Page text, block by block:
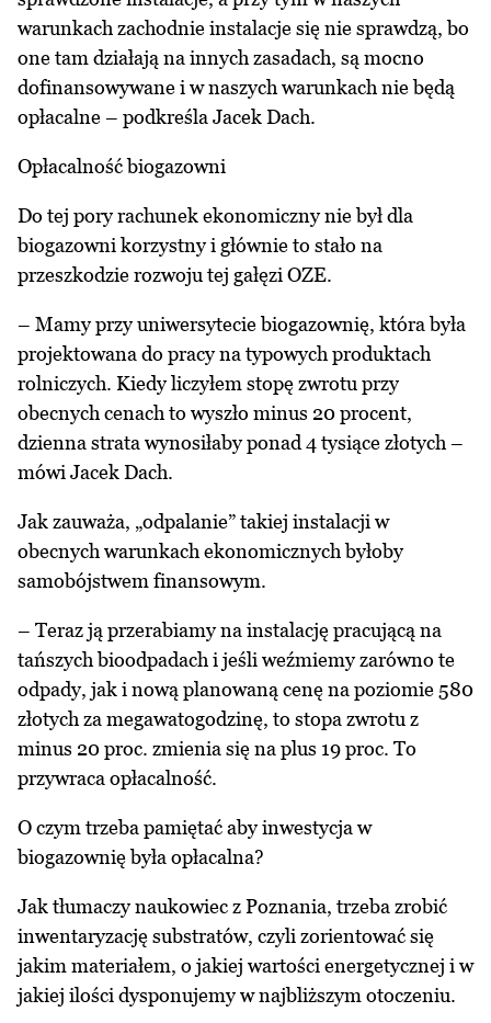
warunkach zachodnie instalacje się nie sprawdzą, bo
one tam działają na innych zasadach, są mocno
dofinansowywane i w naszych warunkach nie będą
opłacalne – podkreśla Jacek Dach.
Opłacalność biogazowni
Do tej pory rachunek ekonomiczny nie był dla
biogazowni korzystny i głównie to stało na
przeszkodzie rozwoju tej gałęzi OZE.
– Mamy przy uniwersytecie biogazownię, która była
projektowana do pracy na typowych produktach
rolniczych. Kiedy liczyłem stopę zwrotu przy
obecnych cenach to wyszło minus 20 procent,
dzienna strata wynosiłaby ponad 4 tysiące złotych –
mówi Jacek Dach.
Jak zauważa, „odpalanie” takiej instalacji w
obecnych warunkach ekonomicznych byłoby
samobójstwem finansowym.
– Teraz ją przerabiamy na instalację pracującą na
tańszych bioodpadach i jeśli weźmiemy zarówno te
odpady, jak i nową planowaną cenę na poziomie 580
złotych za megawatogodzinę, to stopa zwrotu z
minus 20 proc. zmienia się na plus 19 proc. To
przywraca opłacalność.
O czym trzeba pamiętać aby inwestycja w
biogazownię była opłacalna?
Jak tłumaczy naukowiec z Poznania, trzeba zrobić
inwentaryzację substratów, czyli zorientować się
jakim materiałem, o jakiej wartości energetycznej i w
jakiej ilości dysponujemy w najbliższym otoczeniu.